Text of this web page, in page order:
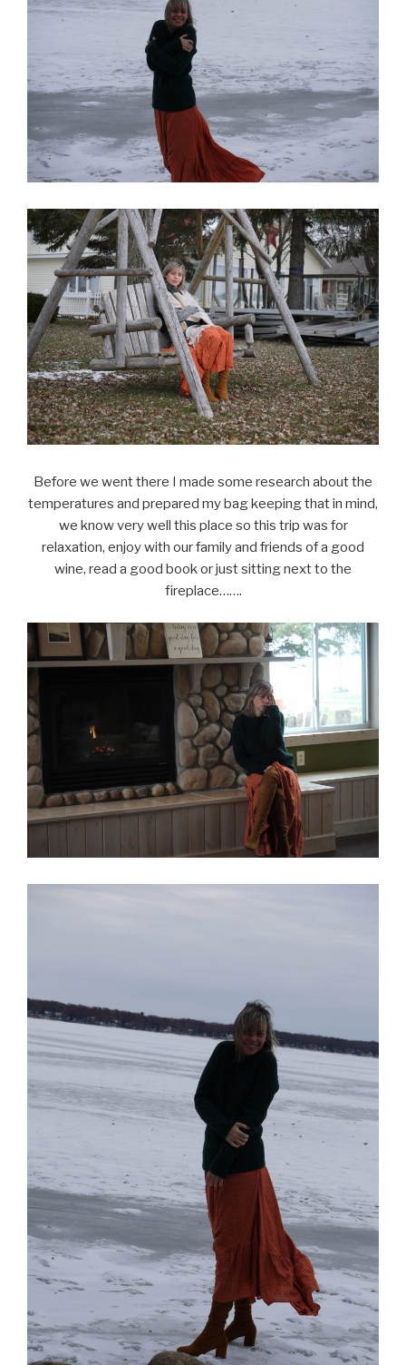
Before we went there I made some research about the
temperatures and prepared my bag keeping that in mind,
we know very well this place so this trip was for
relaxation, enjoy with our family and friends of a good
wine, read a good book or just sitting next to the
fireplace…….